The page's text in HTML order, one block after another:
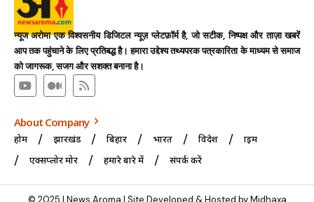
न्यूज अरोमा एक विश्वसनीय डिजिटल न्यूज़ प्लेटफ़ॉर्म है, जो सटीक, निष्पक्ष और ताज़ा खबरें
आप तक पहुंचाने के लिए प्रतिबद्ध है। हमारा उद्देश्य तथ्यपरक पत्रकारिता के माध्यम से समाज
को जागरूक, सजग और सशक्त बनाना है।
About Company
होम झारखंड बिहार भारत विदेश
क्राइम
एक्सप्लोर मोर
हमारे बारे में संपर्क करें
© 2025 | News Aroma | Site Developed & Hosted by Midhaxa